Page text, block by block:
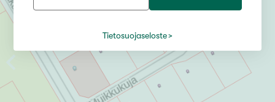
Tietosuojaseloste